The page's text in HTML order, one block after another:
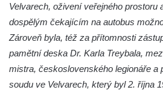
Vojkovic
Pomník obětem válek před hřbitovem
Hostíně u Vojkovic
Velvarech, oživení veřejného prostoru
dospělým čekajícím na autobus
Zároveň byla, též za přítomnosti
pamětní deska Dr. Karla Treybala,
mistra, československého legionáře a
soudu ve Velvarech, který byl 2. října